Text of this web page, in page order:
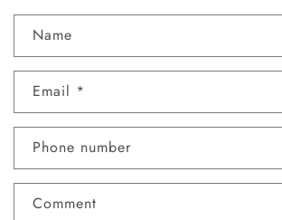
n
a
t
f
Name
Email *
Phone number
Comment